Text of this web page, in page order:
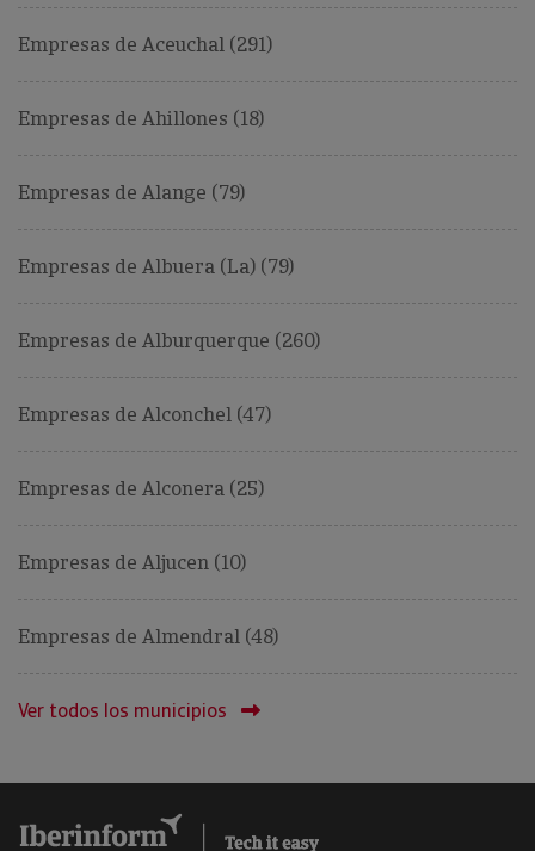
Empresas de Aceuchal (291)
Empresas de Ahillones (18)
Empresas de Alange (79)
Empresas de Albuera (La) (79)
Empresas de Alburquerque (260)
Empresas de Alconchel (47)
Empresas de Alconera (25)
Empresas de Aljucen (10)
Empresas de Almendral (48)
Ver todos los municipios